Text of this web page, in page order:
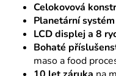
Celokovová
Planetární
LCD displej a 8
Bohaté
maso a food